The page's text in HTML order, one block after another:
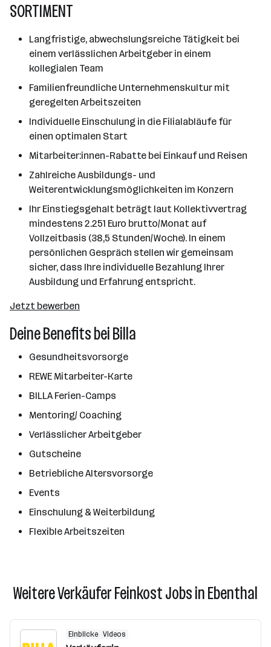
SORTIMENT
Langfristige, abwechslungsreiche Tätigkeit bei
einem verlässlichen Arbeitgeber in einem
kollegialen Team
Familienfreundliche Unternehmenskultur mit
geregelten Arbeitszeiten
Individuelle Einschulung in die Filialabläufe für
einen optimalen Start
Mitarbeiter:innen-Rabatte bei Einkauf und Reisen
Zahlreiche Ausbildungs- und
Weiterentwicklungsmöglichkeiten im Konzern
Ihr Einstiegsgehalt beträgt laut Kollektivvertrag
mindestens 2.251 Euro brutto/Monat auf
Vollzeitbasis (38,5 Stunden/Woche). In einem
persönlichen Gespräch stellen wir gemeinsam
sicher, dass Ihre individuelle Bezahlung Ihrer
Ausbildung und Erfahrung entspricht.
Jetzt bewerben
Deine Benefits bei Billa
Gesundheitsvorsorge
REWE Mitarbeiter-Karte
BILLA Ferien-Camps
Mentoring/ Coaching
Verlässlicher Arbeitgeber
Gutscheine
Betriebliche Altersvorsorge
Events
Einschulung & Weiterbildung
Flexible Arbeitszeiten
Weitere Verkäufer Feinkost Jobs in Ebenthal
Einblicke Videos